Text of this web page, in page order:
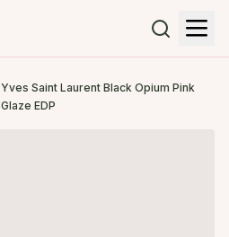
Yves Saint Laurent Black Opium Pink
Glaze EDP